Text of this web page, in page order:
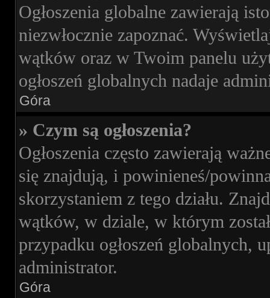
Ogłoszenia globalne zawierają
niezwłocznie zapoznać.
wątków oraz w Twoim panelu
ogłoszeń globalnych nadaje
Góra
» Czym są ogłoszenia?
Ogłoszenia często zawierają
się znajdują, i powinieneś/
skorzystaniem z tego działu.
wątków, w dziale, w którym
przypadku ogłoszeń globalnych,
administrator.
Góra